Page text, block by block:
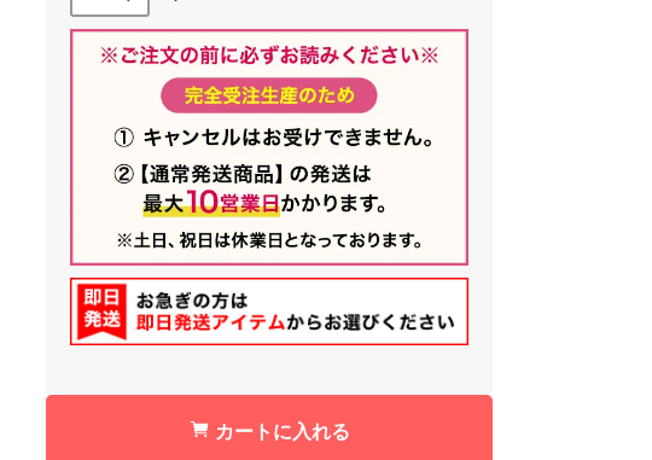
カートに入れる